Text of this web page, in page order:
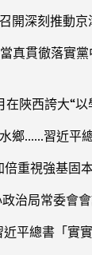
深刻推動
真貫徹落實
陜西誇大“
鄉……習近平
重視強基固
治局常委會
平總書「實